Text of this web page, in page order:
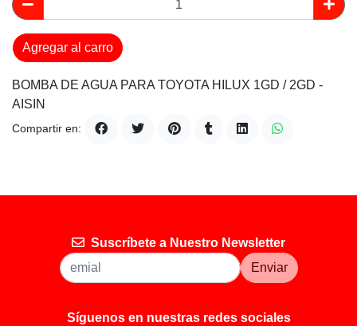
Agregar al carro
BOMBA DE AGUA PARA TOYOTA HILUX 1GD / 2GD -
AISIN
Compartir en:
Suscríbete a Nuestro Newsletter
Enviar
Síguenos en nuestras redes sociales